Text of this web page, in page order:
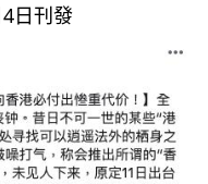
日刊發